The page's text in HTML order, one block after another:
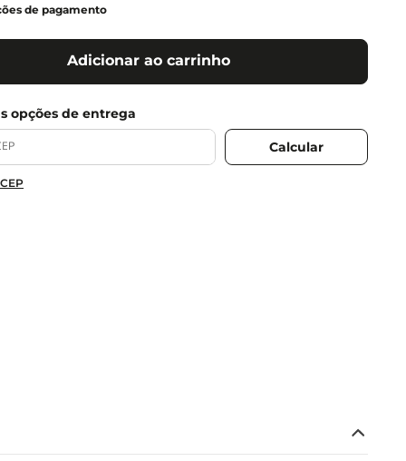
de pagamento
Adicionar ao carrinho